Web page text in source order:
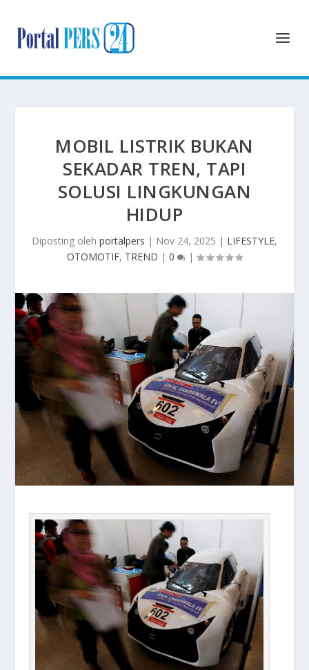
MOBIL LISTRIK BUKAN
SEKADAR TREN, TAPI
SOLUSI LINGKUNGAN
HIDUP
Diposting oleh portalpers | Nov 24, 2025 | LIFESTYLE,
OTOMOTIF, TREND | 0 |